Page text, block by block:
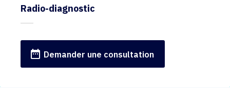
Radio-diagnostic
date_range Demander une consultation